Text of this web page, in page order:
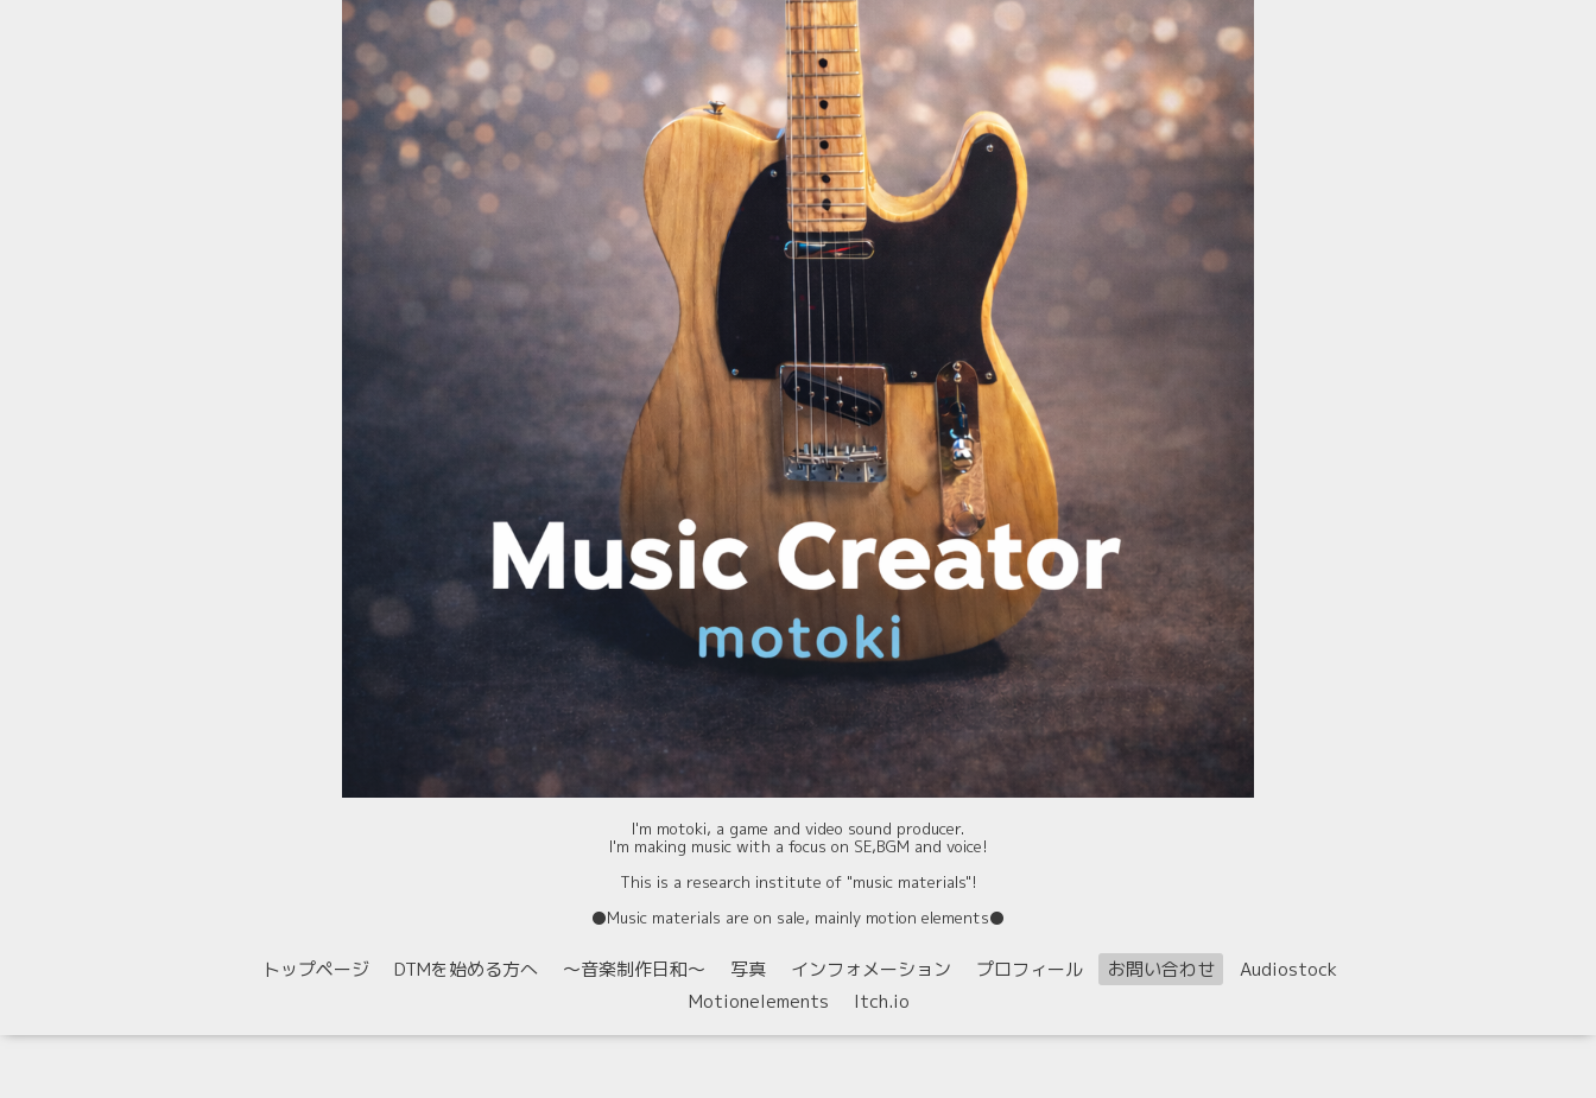
I'm motoki, a game and video sound producer.
I'm making music with a focus on SE,BGM and voice!
This is a research institute of "music materials"!
⚫️Music materials are on sale, mainly motion elements⚫️
トップページ DTMを始める方へ 〜音楽制作日和〜 写真 インフォメーション プロフィール お問い合わせ
Audiostock
Motionelements
Itch.io